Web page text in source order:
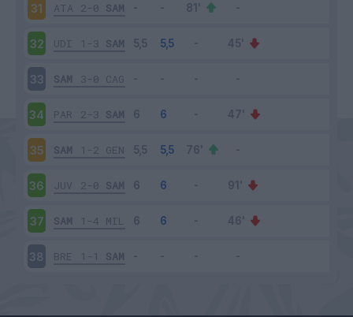
31 ATA 2-0 SAM
32 UDI 1-3 SAM
33 SAM 3-0 CAG
34 PAR 2-3 SAM
35 SAM 1-2 GEN
36 JUV 2-0 SAM
37 SAM 1-4 MIL
38 BRE 1-1 SAM